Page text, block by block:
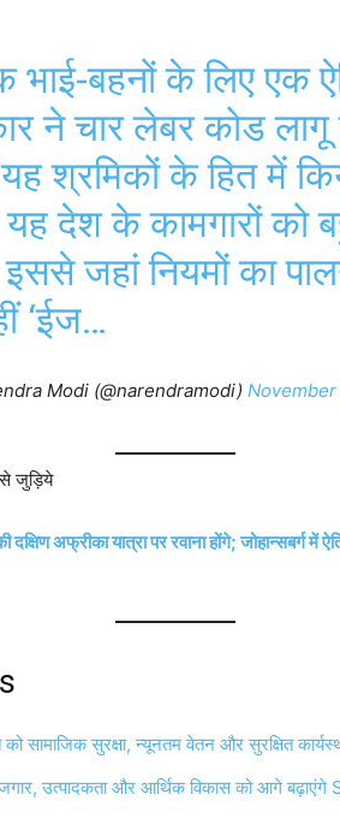
बहनों के लिए एक
ने चार लेबर कोड लागू
श्रमिकों के हित में
यह देश के कामगारों
जहां नियमों का
‘ईज…
Modi (@narendramodi) November
से जुड़िये
अफ्रीका यात्रा पर रवाना होंगे; जोहान्सबर्ग में
सामाजिक सुरक्षा, न्यूनतम वेतन और सुरक्षित
उत्पादकता और आर्थिक विकास को आगे